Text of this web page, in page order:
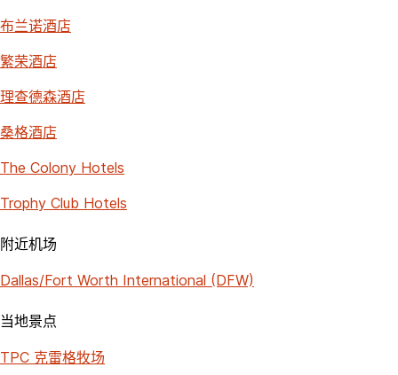
布兰诺酒店
繁荣酒店
理查德森酒店
桑格酒店
The Colony Hotels
Trophy Club Hotels
附近机场
Dallas/Fort Worth International (DFW)
当地景点
TPC 克雷格牧场